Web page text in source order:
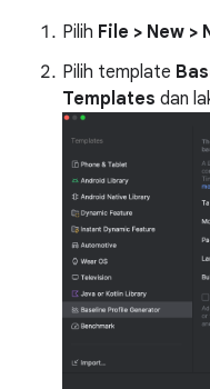
Pilih File > New >
Pilih template
Templates dan